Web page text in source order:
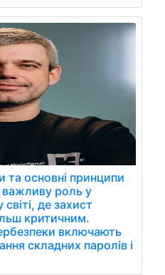
та основні принципи
важливу роль у
де захист
критичним.
включають
складних паролів і